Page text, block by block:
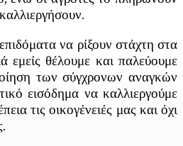
να ρίξουν στάχτη στα
εμείς θέλουμε και παλεύουμε
των σύγχρονων αναγκών
εισόδημα να καλλιεργούμε
τις οικογένειές μας και όχι